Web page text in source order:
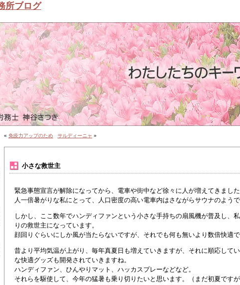
所ブログ
« 免疫力アップのため サルディーニャ »
小さな救世主
緊急事態宣言が解除になってから、電車や街中など徐々に人が増えてきました
人一倍暑がりな私にとって、人口密度の高い電車内はさながらサウナのよう
しかし、ここ数年でハンディファンという小さな手持ちの扇風機が普及し、
りの救世主になっています。
顔回りぐらいにしか風が当たらないですが、それでも何も無いより数倍快適で
昔より平均気温が上がり、毎年真夏日も増えていきますが、それに順応して
な快適グッズも開発されていきますね。
ハンディファン、ひんやりマット、ハッカスプレーなどなど。
それらを駆使して、今年の猛暑も乗り切りたいと思います。（まだ初夏です